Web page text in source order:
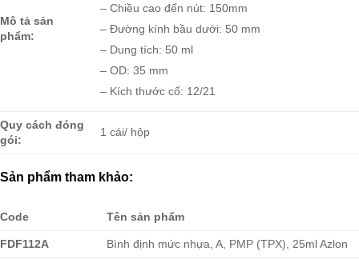
Mô tả sản
phẩm:
– Chiều cao đến nút: 150mm
– Đường kính bầu dưới: 50 mm
– Dung tích: 50 ml
– OD: 35 mm
– Kích thước cổ: 12/21
Quy cách đóng
gói:
1 cái/ hộp
Sản phẩm tham khảo:
Code Tên sản phẩm
FDF112A Bình định mức nhựa, A, PMP (TPX), 25ml Azlon